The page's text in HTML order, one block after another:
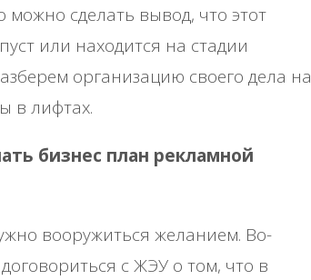
можно сделать вывод, что этот
или находится на стадии
организацию своего дела на
в лифтах.
бизнес план рекламной
вооружиться желанием. Во-
с ЖЭУ о том, что в